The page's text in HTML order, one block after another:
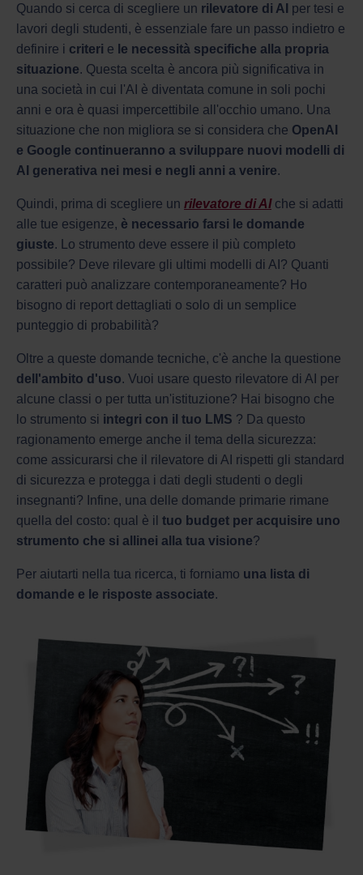
Quando si cerca di scegliere un rilevatore di AI per tesi e
lavori degli studenti, è essenziale fare un passo indietro e
definire i criteri e le necessità specifiche alla propria
situazione. Questa scelta è ancora più significativa in
una società in cui l'AI è diventata comune in soli pochi
anni e ora è quasi impercettibile all'occhio umano. Una
situazione che non migliora se si considera che OpenAI
e Google continueranno a sviluppare nuovi modelli di
AI generativa nei mesi e negli anni a venire.
Quindi, prima di scegliere un rilevatore di AIche si adatti
alle tue esigenze, è necessario farsi le domande
giuste. Lo strumento deve essere il più completo
possibile? Deve rilevare gli ultimi modelli di AI? Quanti
caratteri può analizzare contemporaneamente? Ho
bisogno di report dettagliati o solo di un semplice
punteggio di probabilità?
Oltre a queste domande tecniche, c'è anche la questione
dell'ambito d'uso. Vuoi usare questo rilevatore di AI per
alcune classi o per tutta un'istituzione? Hai bisogno che
lo strumento si integri con il tuo LMS ? Da questo
ragionamento emerge anche il tema della sicurezza:
come assicurarsi che il rilevatore di AI rispetti gli standard
di sicurezza e protegga i dati degli studenti o degli
insegnanti? Infine, una delle domande primarie rimane
quella del costo: qual è il tuo budget per acquisire uno
strumento che si allinei alla tua visione?
Per aiutarti nella tua ricerca, ti forniamo una lista di
domande e le risposte associate.